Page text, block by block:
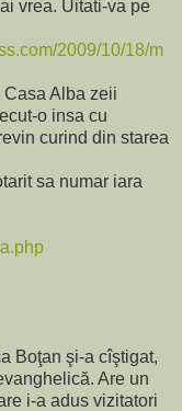
vrea. Uitati-va pe
2009/10/18/m
Alba zeii
o insa cu
curind din starea
sa numar iara
Boţan şi-a cîştigat,
Are un
i-a adus vizitatori